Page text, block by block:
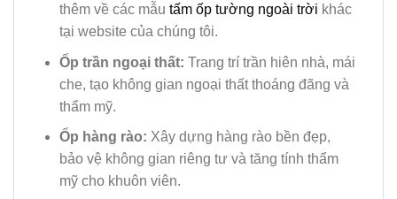
thêm về các mẫu tấm ốp tường ngoài trời khác
tại website của chúng tôi.
Ốp trần ngoại thất: Trang trí trần hiên nhà, mái
che, tạo không gian ngoại thất thoáng đãng và
thẩm mỹ.
Ốp hàng rào: Xây dựng hàng rào bền đẹp,
bảo vệ không gian riêng tư và tăng tính thẩm
mỹ cho khuôn viên.